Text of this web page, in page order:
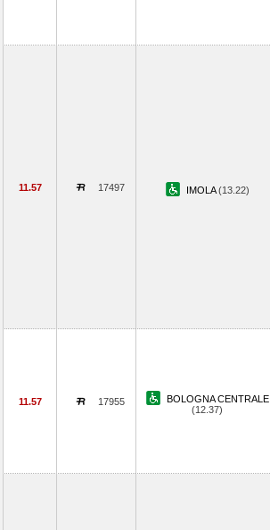
11.57 17497 IMOLA(13.22)
11.57 17955
BOLOGNA CENTRALE
(12.37)